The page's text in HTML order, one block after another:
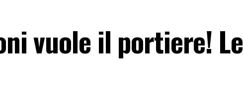
vuole il portiere! Le